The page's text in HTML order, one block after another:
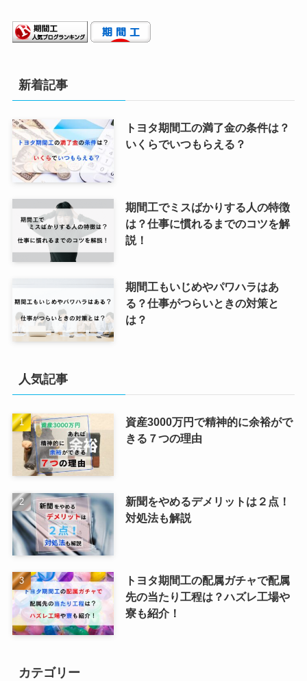
新着記事
トヨタ期間工の満了金の条件は？
いくらでいつもらえる？
期間工でミスばかりする人の特徴
は？仕事に慣れるまでのコツを解
説！
期間工もいじめやパワハラはあ
る？仕事がつらいときの対策と
は？
人気記事
資産3000万円で精神的に余裕がで
きる７つの理由
新聞をやめるデメリットは２点！
対処法も解説
トヨタ期間工の配属ガチャで配属
先の当たり工程は？ハズレ工場や
寮も紹介！
カテゴリー